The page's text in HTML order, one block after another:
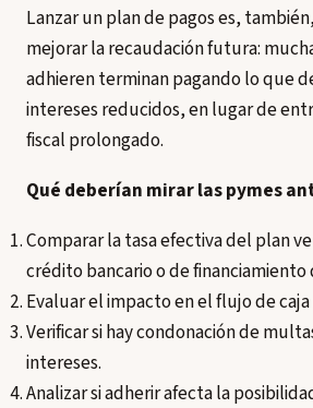
Lanzar un plan de pagos es,
mejorar la recaudación futura:
adhieren terminan pagando lo que
intereses reducidos, en lugar de
fiscal prolongado.
Qué deberían mirar las pymes
Comparar la tasa efectiva del plan
crédito bancario o de
Evaluar el impacto en el flujo de caja
Verificar si hay condonación de
intereses.
Analizar si adherir afecta la